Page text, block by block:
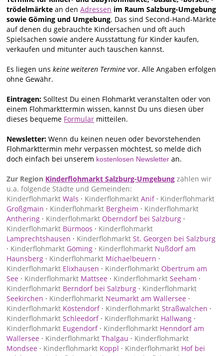
trödelmärkte an denAdressen im Raum Salzburg-Umgebung
sowie Göming und Umgebung. Das sind Second-Hand-Märkte
auf denen du gebrauchte Kindersachen und oft auch
Spielsachen sowie andere Ausstattung für Kinder kaufen,
verkaufen und mitunter auch tauschen kannst.
Es liegen unskeine weiteren Termine vor. Alle Angaben erfolgen
ohne Gewähr.
Eintragen:Solltest Du einen Flohmarkt veranstalten oder von
einem Flohmarkttermin wissen, kannst Du uns diesen über
dieses bequeme Formular mitteilen.
Newsletter: Wenn du keinen neuen oder bevorstehenden
Flohmarkttermin mehr verpassen möchtest, so melde dich
doch einfach bei unserem kostenlosen Newsletter an.
Zur Region Kinderflohmarkt Salzburg-Umgebung zählen wir
u.a. folgende Städte und Gemeinden:
Kinderflohmarkt Wals · Kinderflohmarkt Anif· Kinderflohmarkt
Großgmain · Kinderflohmarkt Bergheim · Kinderflohmarkt
Anthering · Kinderflohmarkt Oberndorf bei Salzburg ·
Kinderflohmarkt Bürmoos · Kinderflohmarkt
Lamprechtshausen · Kinderflohmarkt St. Georgen bei Salzburg
· Kinderflohmarkt Göming · Kinderflohmarkt Nußdorf am
Haunsberg · Kinderflohmarkt Michaelbeuern ·
Kinderflohmarkt Elixhausen · Kinderflohmarkt Obertrum am
See · Kinderflohmarkt Mattsee · Kinderflohmarkt Seeham ·
Kinderflohmarkt Berndorf bei Salzburg · Kinderflohmarkt
Seekirchen · Kinderflohmarkt Neumarkt am Wallersee ·
Kinderflohmarkt Köstendorf· Kinderflohmarkt Straßwalchen ·
Kinderflohmarkt Schleedorf· Kinderflohmarkt Hallwang ·
Kinderflohmarkt Eugendorf· Kinderflohmarkt Henndorf am
Wallersee · Kinderflohmarkt Thalgau · Kinderflohmarkt
Mondsee · Kinderflohmarkt Koppl · Kinderflohmarkt Hof bei